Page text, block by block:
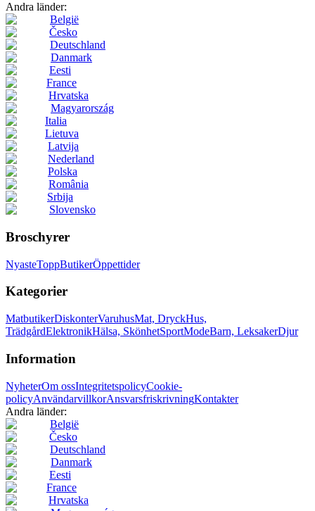
Andra länder:
België
Česko
Deutschland
Danmark
Eesti
France
Hrvatska
Magyarország
Italia
Lietuva
Latvija
Nederland
Polska
România
Srbija
Slovensko
Broschyrer
NyasteToppButikerÖppettider
Kategorier
MatbutikerDiskonterVaruhusMat, DryckHus,
TrädgårdElektronikHälsa, SkönhetSportModeBarn, LeksakerDjur
Information
NyheterOm ossIntegritetspolicyCookie-
policyAnvändarvillkorAnsvarsfriskrivningKontakter
Andra länder:
België
Česko
Deutschland
Danmark
Eesti
France
Hrvatska